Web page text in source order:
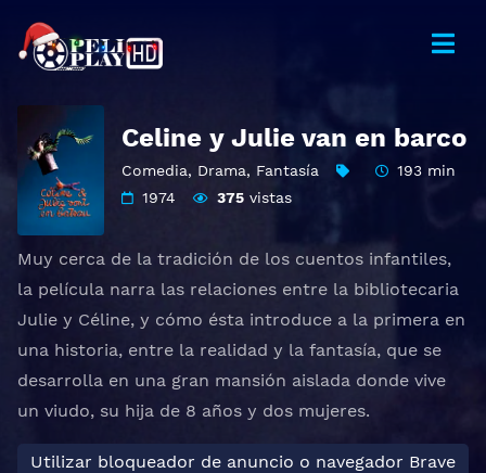
Celine y Julie van en barco
Comedia, Drama, Fantasía
193 min
1974
375 vistas
Muy cerca de la tradición de los cuentos infantiles,
la película narra las relaciones entre la bibliotecaria
Julie y Céline, y cómo ésta introduce a la primera en
una historia, entre la realidad y la fantasía, que se
desarrolla en una gran mansión aislada donde vive
un viudo, su hija de 8 años y dos mujeres.
Utilizar bloqueador de anuncio o navegador Brave